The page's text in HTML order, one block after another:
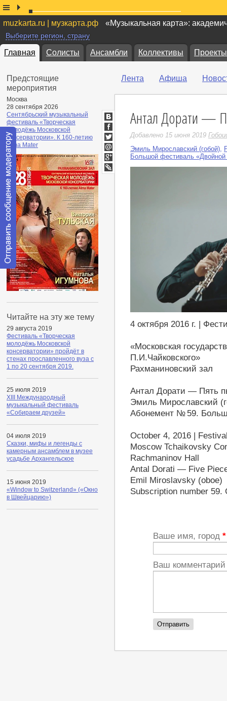
muzkarta.ru | музкарта.рф «Музыкальная карта»:
Выберите регион, страну
Главная Солисты Ансамбли Коллективы Проекты
Предстоящие
мероприятия
Москва
28 сентября 2026
Сентябрьский музыкальный
фестиваль «Творческая
молодёжь Московской
консерватории». К 160-летию
Alma Mater
Читайте на эту же тему
29 августа 2019
Фестиваль «Творческая
молодёжь Московской
консерватории» пройдёт в
стенах прославленного вуза с
1 по 20 сентября 2019.
25 июля 2019
XIII Международный
музыкальный фестиваль
«Собираем друзей»
04 июля 2019
Сказки, мифы и легенды с
камерным ансамблем в музее
усадьбе Архангельское
15 июня 2019
«Window to Switzerland» («Окно
в Швейцарию»)
Лента Афиша
Антал Дорати —
Добавлено 15 июня 2019
Эмиль Мирославский (гобой)
Большой фестиваль «Двойной
4 октября 2016 г. |
«Московская
П.И.Чайковского»
Рахманиновский зал
Антал Дорати — Пять
Эмиль Мирославский
Абонемент № 59.
October 4, 2016 |
Moscow Tchaikovsky
Rachmaninov Hall
Antal Dorati — Five
Emil Miroslavsky (oboe)
Subscription number 59.
ВКонтакте
Facebook
Twitter
Мой
Мир
Google+
LiveJournal
Ваше имя, город *
Ваш
Отправить
сообщение
модератору